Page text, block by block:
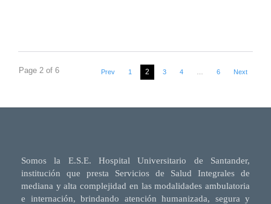
Page 2 of 6 Prev 1 2 3 4 6 Next
Somos la E.S.E. Hospital Universitario de Santander,
institución que presta Servicios de Salud Integrales de
mediana y alta complejidad en las modalidades ambulatoria
e internación, brindando atención humanizada, segura y